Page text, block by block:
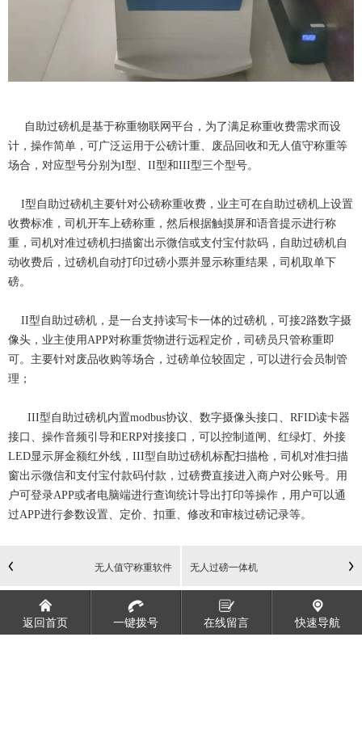
自助过磅机是基于称重物联网平台，为了满足称重收费需求而设
计，操作简单，可广泛运用于公磅计重、废品回收和无人值守称重等
场合，对应型号分别为I型、II型和III型三个型号。
I型自助过磅机主要针对公磅称重收费，业主可在自助过磅机上设置
收费标准，司机开车上磅称重，然后根据触摸屏和语音提示进行称
重，司机对准过磅机扫描窗出示微信或支付宝付款码，自助过磅机自
动收费后，过磅机自动打印过磅小票并显示称重结果，司机取单下
磅。
II型自助过磅机，是一台支持读写卡一体的过磅机，可接2路数字摄
像头，业主使用APP对称重货物进行远程定价，司磅员只管称重即
可。主要针对废品收购等场合，过磅单位较固定，可以进行会员制管
理；
III型自助过磅机内置modbus协议、数字摄像头接口、RFID读卡器
接口、操作音频引导和ERP对接接口，可以控制道闸、红绿灯、外接
LED显示屏金额红外线，III型自助过磅机标配扫描枪，司机对准扫描
窗出示微信和支付宝付款码付款，过磅费直接进入商户对公账号。用
户可登录APP或者电脑端进行查询统计导出打印等操作，用户可以通
过APP进行参数设置、定价、扣重、修改和审核过磅记录等。
无人值守称重软件 无人过磅一体机
返回首页 一键拨号 在线留言 快速导航